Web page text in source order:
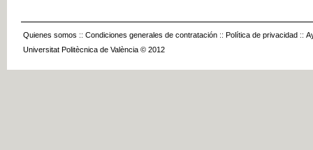
Quienes somos :: Condiciones generales de contratación :: Política de privacidad ::
Universitat Politècnica de València © 2012